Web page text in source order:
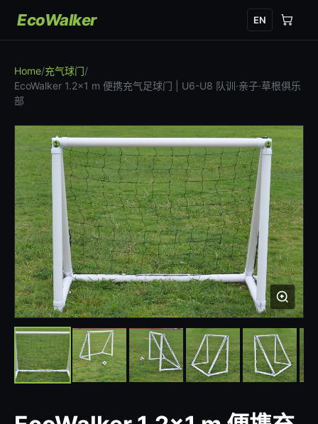
EcoWalker EN
Home/充气球门/
EcoWalker 1.2×1 m 便携充气足球门 | U6-U8 队训·亲子·草根俱乐
部